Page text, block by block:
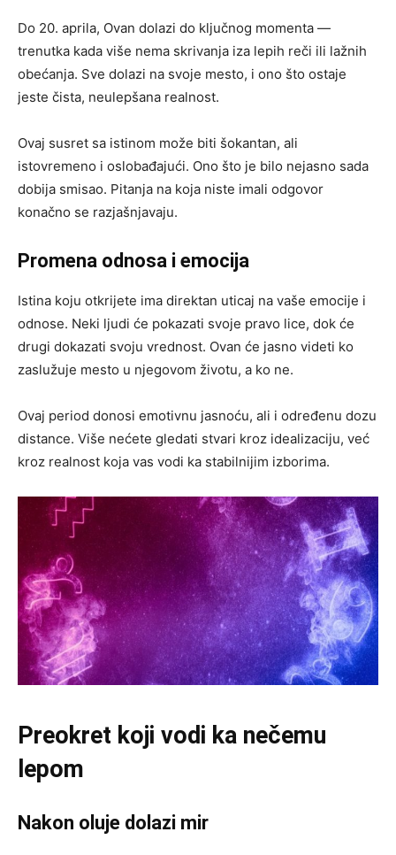
Do 20. aprila, Ovan dolazi do ključnog momenta —
trenutka kada više nema skrivanja iza lepih reči ili lažnih
obećanja. Sve dolazi na svoje mesto, i ono što ostaje
jeste čista, neulepšana realnost.
Ovaj susret sa istinom može biti šokantan, ali
istovremeno i oslobađajući. Ono što je bilo nejasno sada
dobija smisao. Pitanja na koja niste imali odgovor
konačno se razjašnjavaju.
Promena odnosa i emocija
Istina koju otkrijete ima direktan uticaj na vaše emocije i
odnose. Neki ljudi će pokazati svoje pravo lice, dok će
drugi dokazati svoju vrednost. Ovan će jasno videti ko
zaslužuje mesto u njegovom životu, a ko ne.
Ovaj period donosi emotivnu jasnoću, ali i određenu dozu
distance. Više nećete gledati stvari kroz idealizaciju, već
kroz realnost koja vas vodi ka stabilnijim izborima.
Preokret koji vodi ka nečemu
lepom
Nakon oluje dolazi mir